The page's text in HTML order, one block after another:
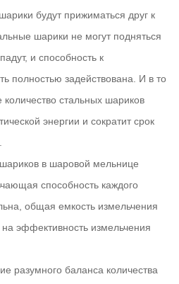
будут прижиматься друг к
шарики не могут подняться
и способность к
полностью задействована. И в то
стальных шариков
энергии и сократит срок
шариков в шаровой мельнице
способность каждого
общая емкость измельчения
на эффективность измельчения
разумного баланса количества